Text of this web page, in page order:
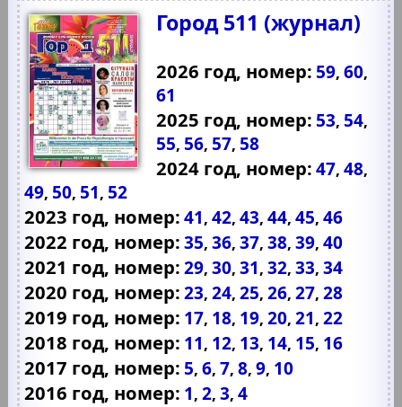
Город 511 (журнал)
2026 год, номер: 59,60,
61
2025 год, номер: 53, 54,
55, 56, 57, 58
2024 год, номер: 47,48,
49, 50, 51, 52
2023 год, номер: 41,42,43,44,45,46
2022 год, номер: 35,36,37,38,39,40
2021 год, номер: 29,30,31,32,33,34
2020 год, номер: 23,24,25,26,27,28
2019 год, номер: 17, 18, 19,20,21,22
2018 год, номер: 11, 12, 13, 14, 15, 16
2017 год, номер: 5,6,7,8,9, 10
2016 год, номер: 1,2,3,4